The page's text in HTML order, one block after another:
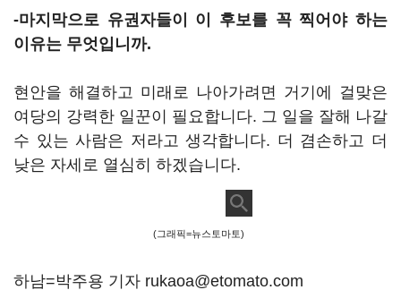
-마지막으로 유권자들이 이 후보를 꼭 찍어야 하는
이유는 무엇입니까.
현안을 해결하고 미래로 나아가려면 거기에 걸맞은
여당의 강력한 일꾼이 필요합니다. 그 일을 잘해 나갈
수 있는 사람은 저라고 생각합니다. 더 겸손하고 더
낮은 자세로 열심히 하겠습니다.
(그래픽=뉴스토마토)
하남=박주용 기자 rukaoa@etomato.com